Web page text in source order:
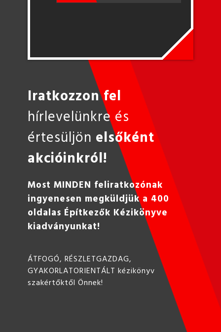
Iratkozzon fel
hírlevelünkre és
értesüljön elsőként
akcióinkról!
Most MINDEN feliratkozónak
ingyenesen megküldjük a 400
oldalas Építkezők Kézikönyve
kiadványunkat!
ÁTFOGÓ, RÉSZLETGAZDAG,
GYAKORLATORIENTÁLT kézikönyv
szakértőktől Önnek!